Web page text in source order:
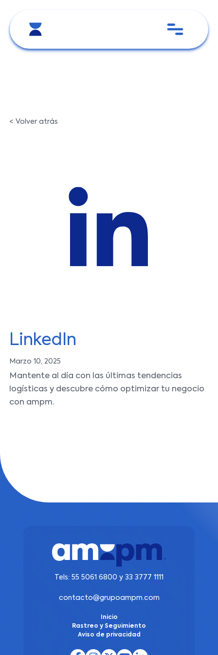
< Volver atrás
LinkedIn
Marzo 10, 2025
Mantente al día con las últimas tendencias
logísticas y descubre cómo optimizar tu negocio
con ampm.
Tels: 55 5061 6800 y 33 3777 1111
contacto@grupoampm.com
Inicio
Rastreo y Seguimiento
Aviso de privacidad